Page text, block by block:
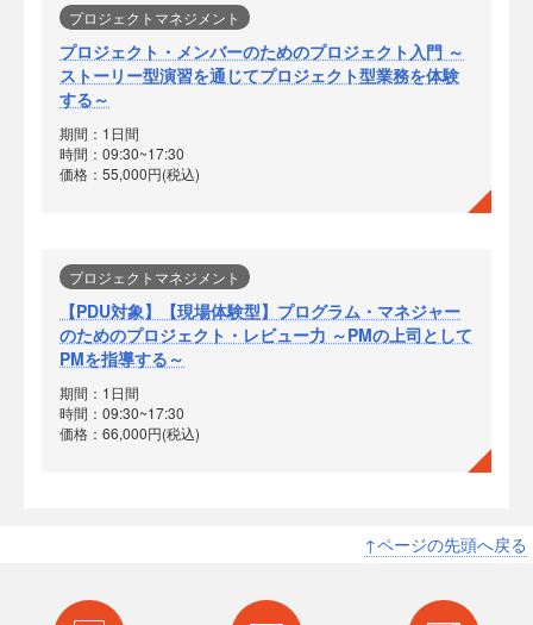
プロジェクトマネジメント
プロジェクト・メンバーのためのプロジェクト入門 ～
ストーリー型演習を通じてプロジェクト型業務を体験
する～
期間：1日間
時間：09:30~17:30
価格：55,000円(税込)
プロジェクトマネジメント
【PDU対象】【現場体験型】プログラム・マネジャー
のためのプロジェクト・レビュー力 ～PMの上司として
PMを指導する～
期間：1日間
時間：09:30~17:30
価格：66,000円(税込)
↑ページの先頭へ戻る